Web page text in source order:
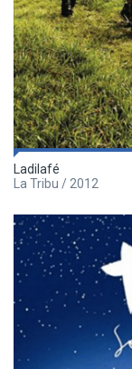
Ladilafé
La Tribu / 2012